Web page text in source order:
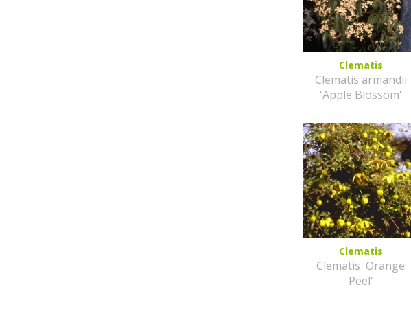
Clematis
Clematis armandii
'Apple Blossom'
Clematis
Clematis 'Orange
Peel'